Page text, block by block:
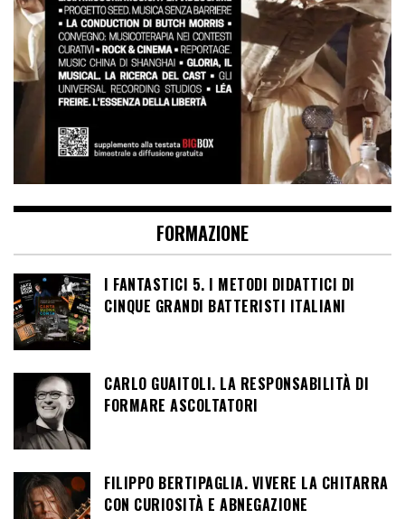
FORMAZIONE
I FANTASTICI 5. I METODI DIDATTICI DI
CINQUE GRANDI BATTERISTI ITALIANI
CARLO GUAITOLI. LA RESPONSABILITÀ DI
FORMARE ASCOLTATORI
FILIPPO BERTIPAGLIA. VIVERE LA CHITARRA
CON CURIOSITÀ E ABNEGAZIONE